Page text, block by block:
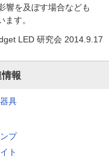
響を及ぼす場合なども
す。
LED 研究会 2014.9.17
報
具
プ
ト